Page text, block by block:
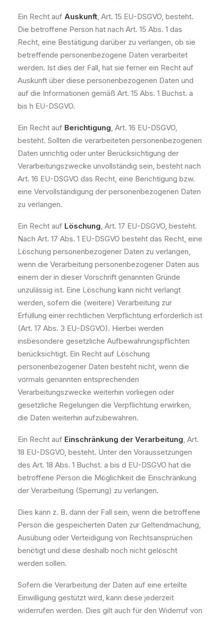
Ein Recht auf Auskunft, Art. 15 EU-DSGVO, besteht.
Die betroffene Person hat nach Art. 15 Abs. 1 das
Recht, eine Bestätigung darüber zu verlangen, ob sie
betreffende personenbezogene Daten verarbeitet
werden. Ist dies der Fall, hat sie ferner ein Recht auf
Auskunft über diese personenbezogenen Daten und
auf die Informationen gemäß Art. 15 Abs. 1 Buchst. a
bis h EU-DSGVO.
Ein Recht auf Berichtigung, Art. 16 EU-DSGVO,
besteht. Sollten die verarbeiteten personenbezogenen
Daten unrichtig oder unter Berücksichtigung der
Verarbeitungszwecke unvollständig sein, besteht nach
Art. 16 EU-DSGVO das Recht, eine Berichtigung bzw.
eine Vervollständigung der personenbezogenen Daten
zu verlangen.
Ein Recht auf Löschung, Art. 17 EU-DSGVO, besteht.
Nach Art. 17 Abs. 1 EU-DSGVO besteht das Recht, eine
Löschung personenbezogener Daten zu verlangen,
wenn die Verarbeitung personenbezogener Daten aus
einem der in dieser Vorschrift genannten Gründe
unzulässig ist. Eine Löschung kann nicht verlangt
werden, sofern die (weitere) Verarbeitung zur
Erfüllung einer rechtlichen Verpflichtung erforderlich ist
(Art. 17 Abs. 3 EU-DSGVO). Hierbei werden
insbesondere gesetzliche Aufbewahrungspflichten
berücksichtigt. Ein Recht auf Löschung
personenbezogener Daten besteht nicht, wenn die
vormals genannten entsprechenden
Verarbeitungszwecke weiterhin vorliegen oder
gesetzliche Regelungen die Verpflichtung erwirken,
die Daten weiterhin aufzubewahren.
Ein Recht auf Einschränkung der Verarbeitung, Art.
18 EU-DSGVO, besteht. Unter den Voraussetzungen
des Art. 18 Abs. 1 Buchst. a bis d EU-DSGVO hat die
betroffene Person die Möglichkeit die Einschränkung
der Verarbeitung (Sperrung) zu verlangen.
Dies kann z. B. dann der Fall sein, wenn die betroffene
Person die gespeicherten Daten zur Geltendmachung,
Ausübung oder Verteidigung von Rechtsansprüchen
benötigt und diese deshalb noch nicht gelöscht
werden sollen.
Sofern die Verarbeitung der Daten auf eine erteilte
Einwilligung gestützt wird, kann diese jederzeit
widerrufen werden. Dies gilt auch für den Widerruf von